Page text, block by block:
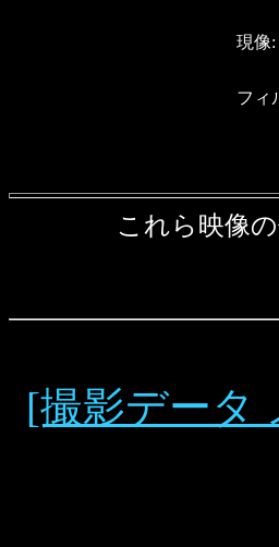
現像:
フィ
これら映像
[撮影データ